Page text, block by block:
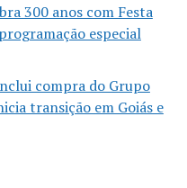
300 anos com Festa
especial
compra do Grupo
transição em Goiás e